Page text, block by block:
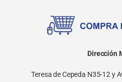
Dirección
Teresa de Cepeda N35-12 y